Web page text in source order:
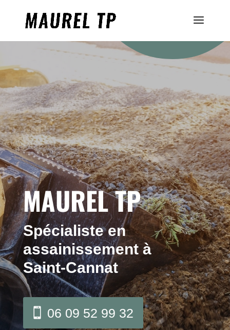
MAUREL TP
Spécialiste en
assainissement à
Saint-Cannat
06 09 52 99 32